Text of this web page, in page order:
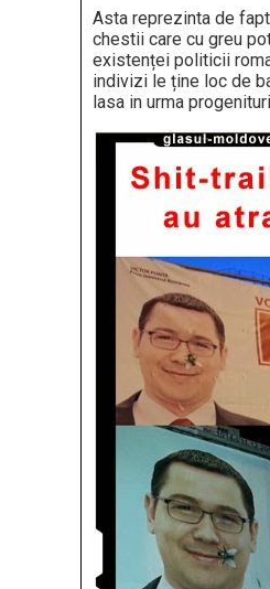
Asta reprezinta de
chestii care cu greu
existenței politicii
indivizi le ține loc de
lasa in urma